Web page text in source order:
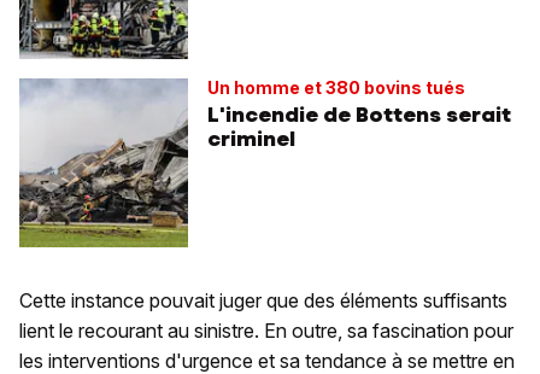
Un homme et 380 bovins tués
L'incendie de Bottens serait
criminel
Cette instance pouvait juger que des éléments suffisants
lient le recourant au sinistre. En outre, sa fascination pour
les interventions d'urgence et sa tendance à se mettre en